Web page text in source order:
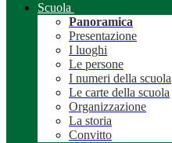
Scuola
Panoramica
Presentazione
I luoghi
Le persone
I numeri della scuola
Le carte della scuola
Organizzazione
La storia
Convitto